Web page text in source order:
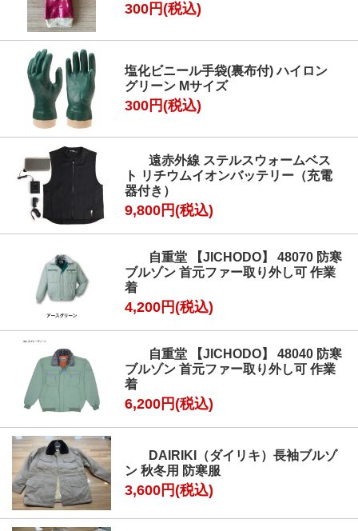
300円(税込)
塩化ビニール手袋(裏布付) ハイロン
グリーン Mサイズ
300円(税込)
遠赤外線 ステルスウォームベス
ト リチウムイオンバッテリー（充電
器付き）
9,800円(税込)
自重堂 【JICHODO】 48070 防寒
ブルゾン 首元ファー取り外し可 作業
着
4,200円(税込)
自重堂 【JICHODO】 48040 防寒
ブルゾン 首元ファー取り外し可 作業
着
6,200円(税込)
DAIRIKI（ダイリキ）長袖ブルゾ
ン 秋冬用 防寒服
3,600円(税込)